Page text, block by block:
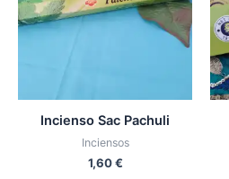
Incienso Sac Pachuli
Inciensos
1,60€